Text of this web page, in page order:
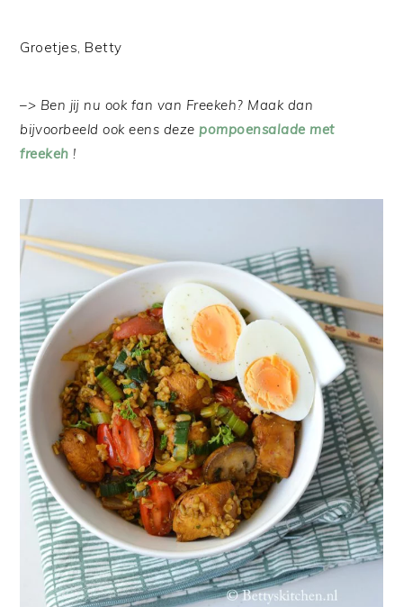
Groetjes, Betty
–> Ben jij nu ook fan van Freekeh? Maak dan
bijvoorbeeld ook eens deze pompoensalade met
freekeh !